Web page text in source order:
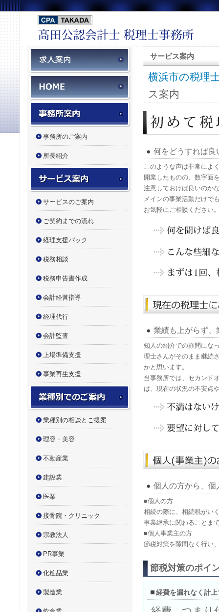
税務会計スタッフ募集
HOME
事務所のご案内
所長紹介
サービス案内
サービスのご案内
ご契約までの流れ
経理支援パック
税務相談
税務申告書作成
会計経営指導
経理代行
会計監査
上場準備支援
事業再生支援
業種別でのご案内
業種別の相談とご提案
理容・美容
不動産業
建設業
医業
接骨院・クリニック
宗教法人
PR事業
化粧品業
製造業
サービス案内
横浜市の税理
ス案内
何をどうすれば良
このような声は非常によ
開業したものの、数字面
注意しておけば良いのか
メインの事業活動だけで
お気軽にご相談ください
業績も上がらず、
知人の紹介での顧問にな
理士さんがそのまま継続
かと思います。
当事務所では、セカンド
は、現在の状況の不安点
個人の方から、個
■個人の方
相続の際に、相続税がい
事業継承に関わることま
■個人事業主の方
節税対策を隙間なく行い
節税対策のポイ
経費を漏れなく計上